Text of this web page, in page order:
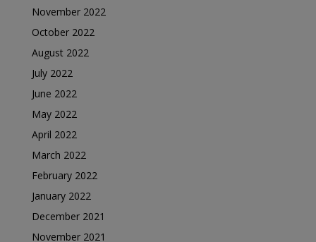
November 2022
October 2022
August 2022
July 2022
June 2022
May 2022
April 2022
March 2022
February 2022
January 2022
December 2021
November 2021